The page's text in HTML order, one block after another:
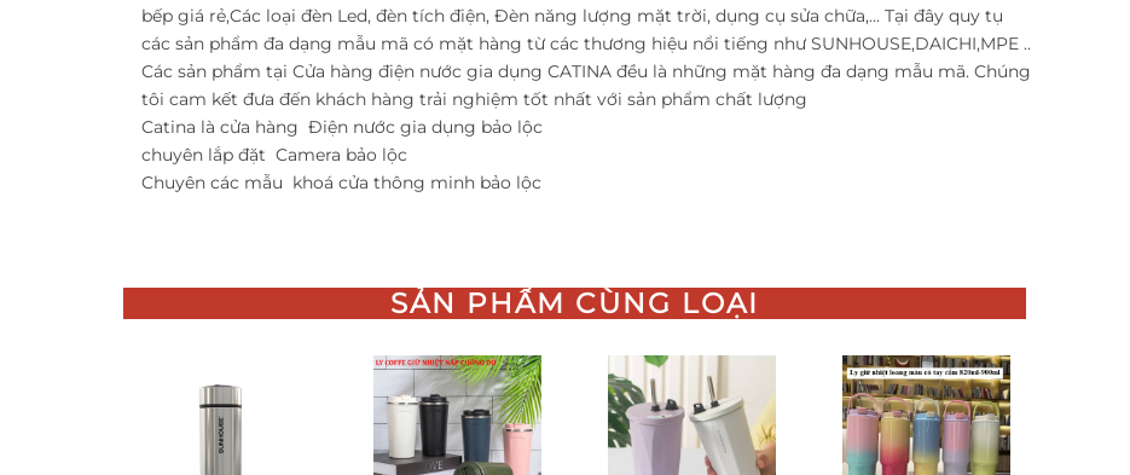
bếp giá rẻ,Các loại đèn Led, đèn tích điện, Đèn năng lượng mặt trời, dụng cụ sửa chữa,... Tại đây quy tụ
các sản phẩm đa dạng mẫu mã có mặt hàng từ các thương hiệu nổi tiếng như SUNHOUSE,DAICHI,MPE ..
Các sản phẩm tại Cửa hàng điện nước gia dụng CATINA đều là những mặt hàng đa dạng mẫu mã. Chúng
tôi cam kết đưa đến khách hàng trải nghiệm tốt nhất với sản phẩm chất lượng
Catina là cửa hàng Điện nước gia dụng bảo lộc
chuyên lắp đặt Camera bảo lộc
Chuyên các mẫu khoá cửa thông minh bảo lộc
SẢN PHẨM CÙNG LOẠI